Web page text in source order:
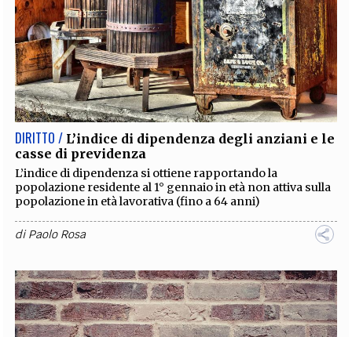
DIRITTO / L’indice di dipendenza degli anziani e le
casse di previdenza
L’indice di dipendenza si ottiene rapportando la
popolazione residente al 1° gennaio in età non attiva sulla
popolazione in età lavorativa (fino a 64 anni)
diPaolo Rosa